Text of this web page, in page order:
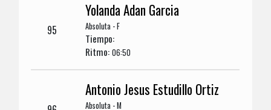
95
Yolanda Adan Garcia
Absoluta - F
Tiempo:
Ritmo:06:50
Antonio Jesus Estudillo Ortiz
Absoluta - M